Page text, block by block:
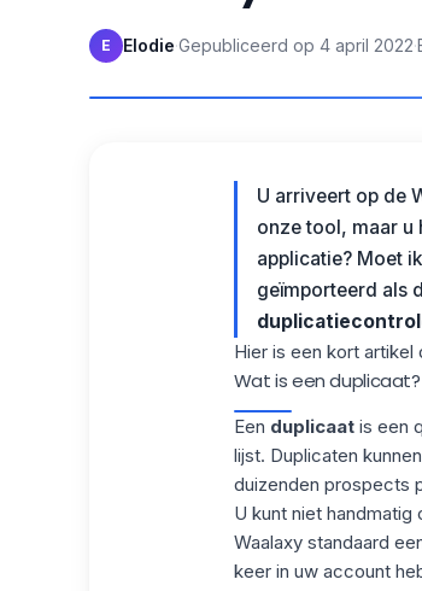
E Elodie·Gepubliceerd op 4 april 2022·
U arriveert op de
onze tool, maar u
applicatie? Moet
geïmporteerd als
Hier is een kort artikel
Wat is een duplicaat?
Een duplicaatis een
lijst. Duplicaten
duizenden prospects
U kunt niet
Waalaxystandaard
keer in uw account